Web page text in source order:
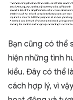
Bạn cũng có thể
hiện những tình
kiểu. Đây có thể
cách hợp lý, vì